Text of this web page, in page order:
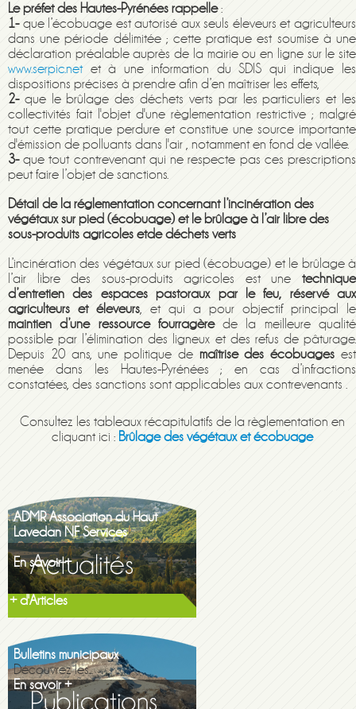
Le préfet des Hautes-Pyrénées rappelle:
1-que l’écobuage est autorisé aux seuls éleveurs et agriculteurs
dans une période délimitée ; cette pratique est soumise à une
déclaration préalable auprès de la mairie ou en ligne sur le site
www.serpic.netet à une information du SDIS qui indique les
dispositions précises à prendre afin d’en maîtriser les effets,
2-que le brûlage des déchets verts par les particuliers et les
collectivités fait l'objet d'une règlementation restrictive ; malgré
tout cette pratique perdure et constitue une source importante
d'émission de polluants dans l'air , notamment en fond de vallée.
3-que tout contrevenant qui ne respecte pas ces prescriptions
peut faire l’objet de sanctions.
Détail de la réglementation concernant l’incinération des
végétaux sur pied (écobuage) et le brûlage à l’air libre des
sous-produits agricoles etde déchets verts
L’incinération des végétaux sur pied (écobuage) et le brûlage à
l’air libre des sous-produits agricoles est une technique
d’entretien des espaces pastoraux par le feu, réservé aux
agriculteurs et éleveurs, et qui a pour objectif principal le
maintien d’une ressource fourragèrede la meilleure qualité
possible par l’élimination des ligneux et des refus de pâturage.
Depuis 20 ans, une politique de maîtrise des écobuages est
menée dans les Hautes-Pyrénées ; en cas d’infractions
constatées, des sanctions sont applicables aux contrevenants .
Consultez les tableaux récapitulatifs de la règlementation en
cliquant ici : Brûlage des végétaux et écobuage
Maison de la famille itinerante
2026
En savoir +
ADMR Association du Haut
Lavedan NF Services
En savoir +
+ d'Articles
Bulletins municipaux
Découvrez les...
En savoir +